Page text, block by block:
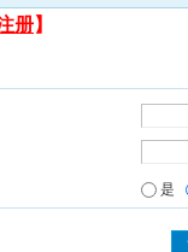
册】
是